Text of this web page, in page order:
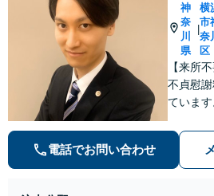
神
奈
川
県
横
市
奈
区
【来所
不貞慰
ています
電話でお問い合わせ